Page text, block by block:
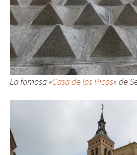
La famosa «Casa de los Picos» de